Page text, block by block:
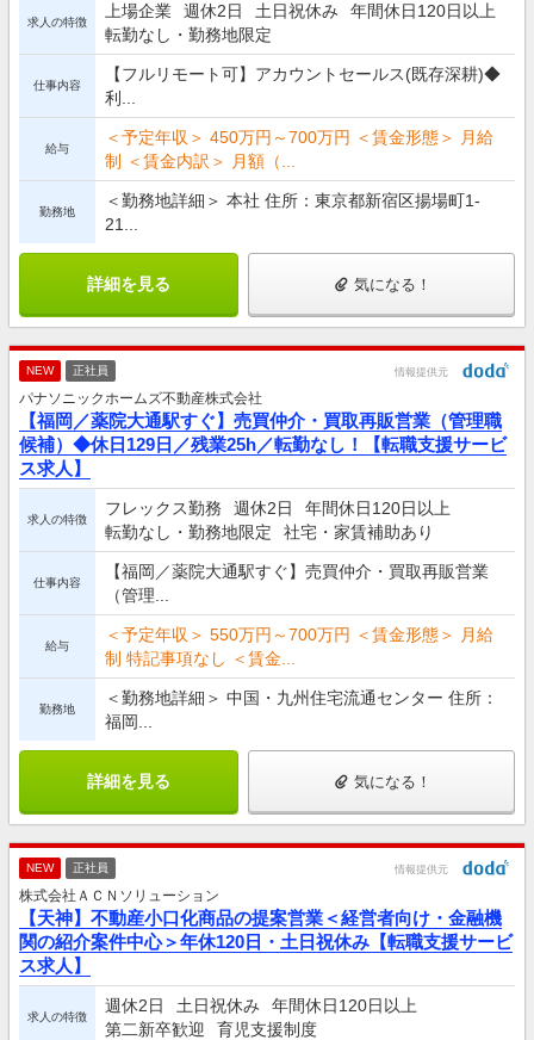
求人の特徴
上場企業 週休2日 土日祝休み
年間休日120日以上
転勤なし・勤務地限定
仕事内容
【フルリモート可】アカウントセールス(既存深耕)◆
利...
給与
＜予定年収＞ 450万円～700万円 ＜賃金形態＞ 月給
制 ＜賃金内訳＞ 月額（...
勤務地
＜勤務地詳細＞ 本社 住所：東京都新宿区揚場町1-
21...
詳細を見る 気になる！
NEW 正社員 情報提供元
パナソニックホームズ不動産株式会社
【福岡／薬院大通駅すぐ】売買仲介・買取再販営業（管理職
候補）◆休日129日／残業25h／転勤なし！【転職支援サービ
ス求人】
求人の特徴
フレックス勤務 週休2日
年間休日120日以上
転勤なし・勤務地限定
社宅・家賃補助あり
仕事内容
【福岡／薬院大通駅すぐ】売買仲介・買取再販営業
（管理...
給与
＜予定年収＞ 550万円～700万円 ＜賃金形態＞ 月給
制 特記事項なし ＜賃金...
勤務地
＜勤務地詳細＞ 中国・九州住宅流通センター 住所：
福岡...
詳細を見る 気になる！
NEW 正社員 情報提供元
株式会社ＡＣＮソリューション
【天神】不動産小口化商品の提案営業＜経営者向け・金融機
関の紹介案件中心＞年休120日・土日祝休み【転職支援サービ
ス求人】
求人の特徴
週休2日 土日祝休み
年間休日120日以上
第二新卒歓迎
育児支援制度